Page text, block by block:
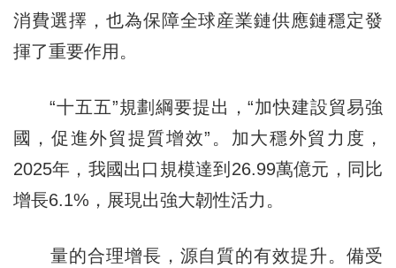
消費選擇，也為保障全球産業鏈供應鏈穩定發
揮了重要作用。
“十五五”規劃綱要提出，“加快建設貿易強
國，促進外貿提質增效”。加大穩外貿力度，
2025年，我國出口規模達到26.99萬億元，同比
增長6.1%，展現出強大韌性活力。
量的合理增長，源自質的有效提升。備受